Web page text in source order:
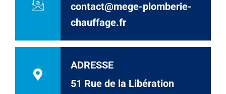
contact@mege-plomberie-
chauffage.fr
ADRESSE
51 Rue de la Libération